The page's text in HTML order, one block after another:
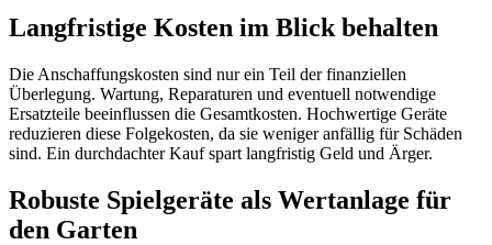
Langfristige Kosten im Blick behalten
Die Anschaffungskosten sind nur ein Teil der finanziellen
Überlegung. Wartung, Reparaturen und eventuell notwendige
Ersatzteile beeinflussen die Gesamtkosten. Hochwertige Geräte
reduzieren diese Folgekosten, da sie weniger anfällig für Schäden
sind. Ein durchdachter Kauf spart langfristig Geld und Ärger.
Robuste Spielgeräte als Wertanlage für
den Garten